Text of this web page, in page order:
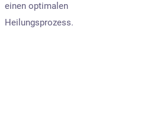
einen optimalen
Heilungsprozess.